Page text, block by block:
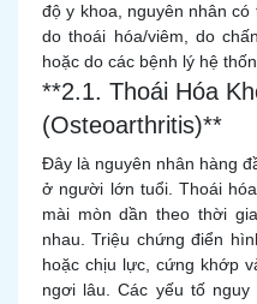
độ y khoa, nguyên nhân
do thoái hóa/viêm, do
hoặc do các bệnh lý hệ
**2.1. Thoái Hóa
(Osteoarthritis)**
Đây là nguyên nhân hàng
ở người lớn tuổi. Thoái
mài mòn dần theo thời
nhau. Triệu chứng điển
hoặc chịu lực, cứng khớp
ngơi lâu. Các yếu tố